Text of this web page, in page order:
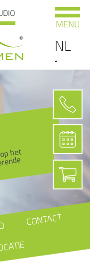
NL
MENU
het
CONTACT